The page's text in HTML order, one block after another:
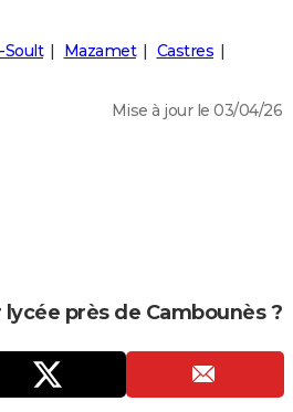
Soult Mazamet
Castres
Mise à jour le 03/04/26
près de Cambounès ?